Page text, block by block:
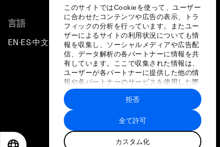
このサイトではCookieを使って、ユーザー
に合わせたコンテンツや広告の表示、トラ
フィックの分析を行っています。またユー
ザーによるサイトの利用状況についても情
報を収集し、ソーシャルメディアや広告配
信、データ解析の各パートナーに情報を共
有しています。ここで収集された情報は、
ユーザーが各パートナーに提供した他の情
報や各パートナーのサービスを使用した際
に収集された情報と組み合わされ、各パー
トナーによって使用されることがありま
す。
全て許可
カスタム化
拒否
言語
EN ▪ES▪中文▪ 日本語
プライバシーポリシーと利用規約
サイトマップ
©
世界経済フォーラム